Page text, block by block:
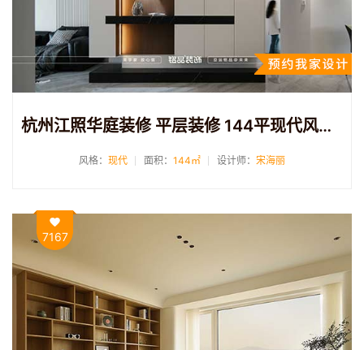
杭州江照华庭装修 平层装修 144平现代风格装修案例
风格： 现代 面积： 144㎡ 设计师： 宋海丽
7167